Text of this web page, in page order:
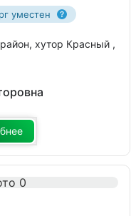
уместен
хутор Красный ,